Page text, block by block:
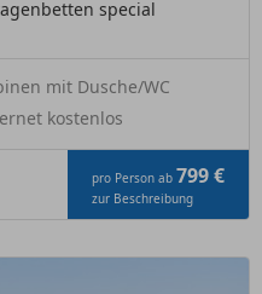
special
mit Dusche/WC
kostenlos
pro Person ab 799 €
zur Beschreibung